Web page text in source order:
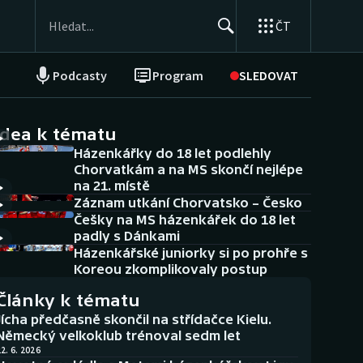
ČT
Podcasty Program SLEDOVAT
NEPŘEHLÉDNĚTE
Historické návraty
Aplikace ČT sport
AZ kvíz
k tématu
Házenkářky do 18 let podlehly
Chorvatkám a na MS skončí nejlépe
na 21. místě
Záznam utkání Chorvatsko – Česko
Češky na MS házenkářek do 18 let
padly s Dánkami
Házenkářské juniorky si po prohře s
Koreou zkomplikovaly postup
k tématu
předčasně skončil na střídačce Kielu.
velkoklub trénoval sedm let
6. 2026